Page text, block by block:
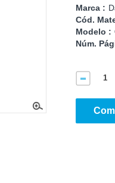
Marca :
Cód.
Modelo :
Núm.